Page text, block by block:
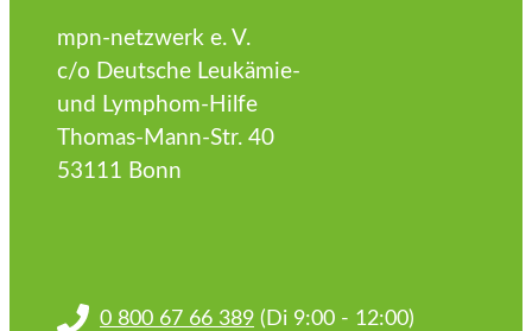
mpn-netzwerk e. V.
c/o Deutsche Leukämie-
und Lymphom-Hilfe
Thomas-Mann-Str. 40
53111 Bonn
0 800 67 66 389 (Di 9:00 - 12:00)